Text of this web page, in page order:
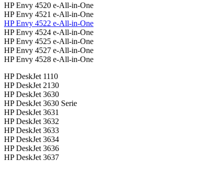
HP Envy 4520 e-All-in-One
HP Envy 4521 e-All-in-One
HP Envy 4522 e-All-in-One
HP Envy 4524 e-All-in-One
HP Envy 4525 e-All-in-One
HP Envy 4527 e-All-in-One
HP Envy 4528 e-All-in-One
HP DeskJet 1110
HP DeskJet 2130
HP DeskJet 3630
HP DeskJet 3630 Serie
HP DeskJet 3631
HP DeskJet 3632
HP DeskJet 3633
HP DeskJet 3634
HP DeskJet 3636
HP DeskJet 3637